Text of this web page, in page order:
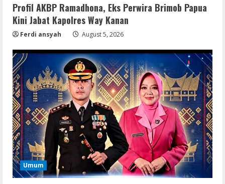
Profil AKBP Ramadhona, Eks Perwira Brimob Papua
Kini Jabat Kapolres Way Kanan
Ferdi ansyah August 5, 2026
Umum